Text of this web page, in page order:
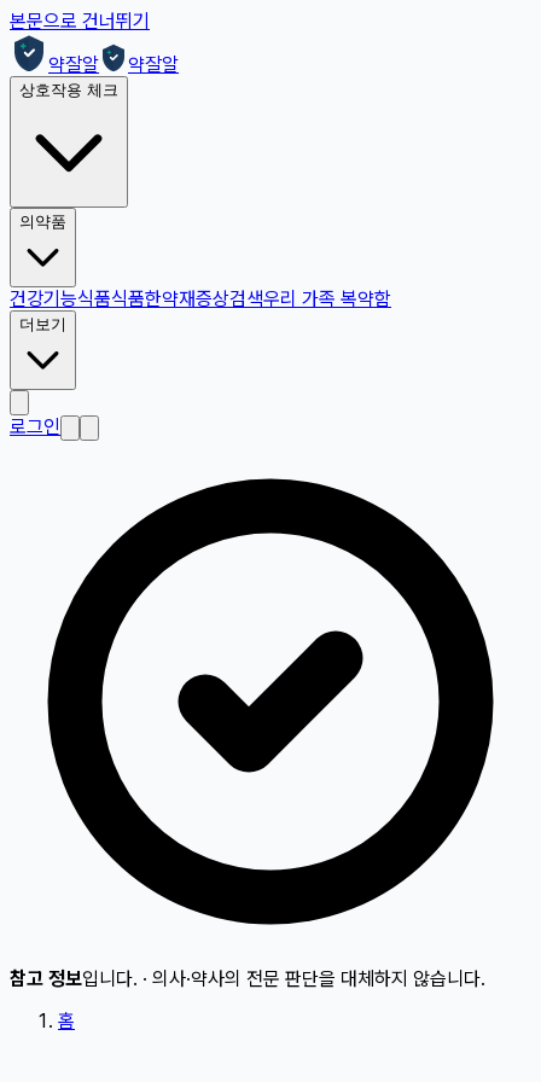
본문으로 건너뛰기
약잘알
약잘알
상호작용 체크
의약품
건강기능식품식품한약재증상검색우리 가족 복약함
더보기
로그인
참고 정보입니다. · 의사·약사의 전문 판단을 대체하지 않습니다.
홈